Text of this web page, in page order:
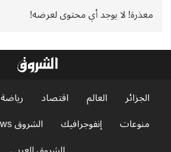
معذرة! لا يوجد أي محتوى لعرضه!
الجزائر العالم اقتصاد رياضة
منوعات
إنفوجرافيك الشروق News